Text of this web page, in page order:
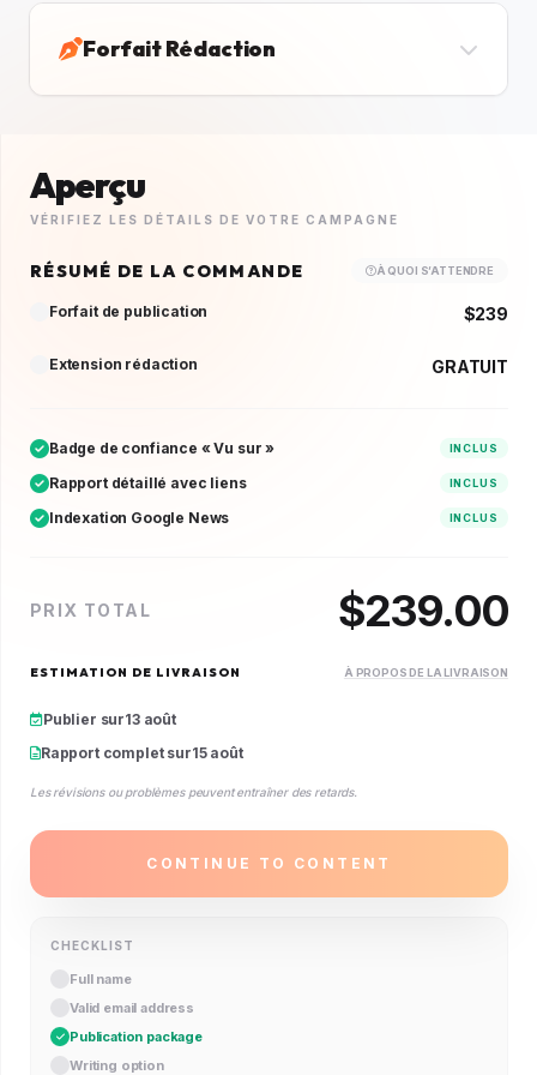
Forfait Rédaction
Aperçu
VÉRIFIEZ LES DÉTAILS DE VOTRE CAMPAGNE
RÉSUMÉ DE LA COMMANDE À QUOI S’ATTENDRE
Forfait de publication $239
Extension rédaction GRATUIT
Badge de confiance « Vu sur » INCLUS
Rapport détaillé avec liens INCLUS
Indexation Google News INCLUS
PRIX TOTAL $239.00
ESTIMATION DE LIVRAISON À PROPOS DE LA LIVRAISON
Publier sur13 août
Rapport complet sur15 août
Les révisions ou problèmes peuvent entraîner des retards.
CONTINUE TO CONTENT
CHECKLIST
Full name
Valid email address
Publication package
Writing option